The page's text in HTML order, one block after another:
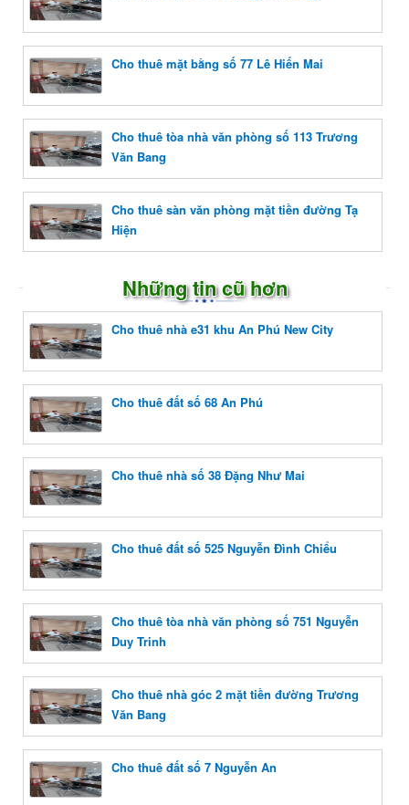
Cho thuê mặt bằng số 77 Lê Hiến Mai
Cho thuê tòa nhà văn phòng số 113 Trương
Văn Bang
Cho thuê sàn văn phòng mặt tiền đường Tạ
Hiện
Những tin cũ hơn
Cho thuê nhà e31 khu An Phú New City
Cho thuê đất số 68 An Phú
Cho thuê nhà số 38 Đặng Như Mai
Cho thuê đất số 525 Nguyễn Đình Chiểu
Cho thuê tòa nhà văn phòng số 751 Nguyễn
Duy Trinh
Cho thuê nhà góc 2 mặt tiền đường Trương
Văn Bang
Cho thuê đất số 7 Nguyễn An